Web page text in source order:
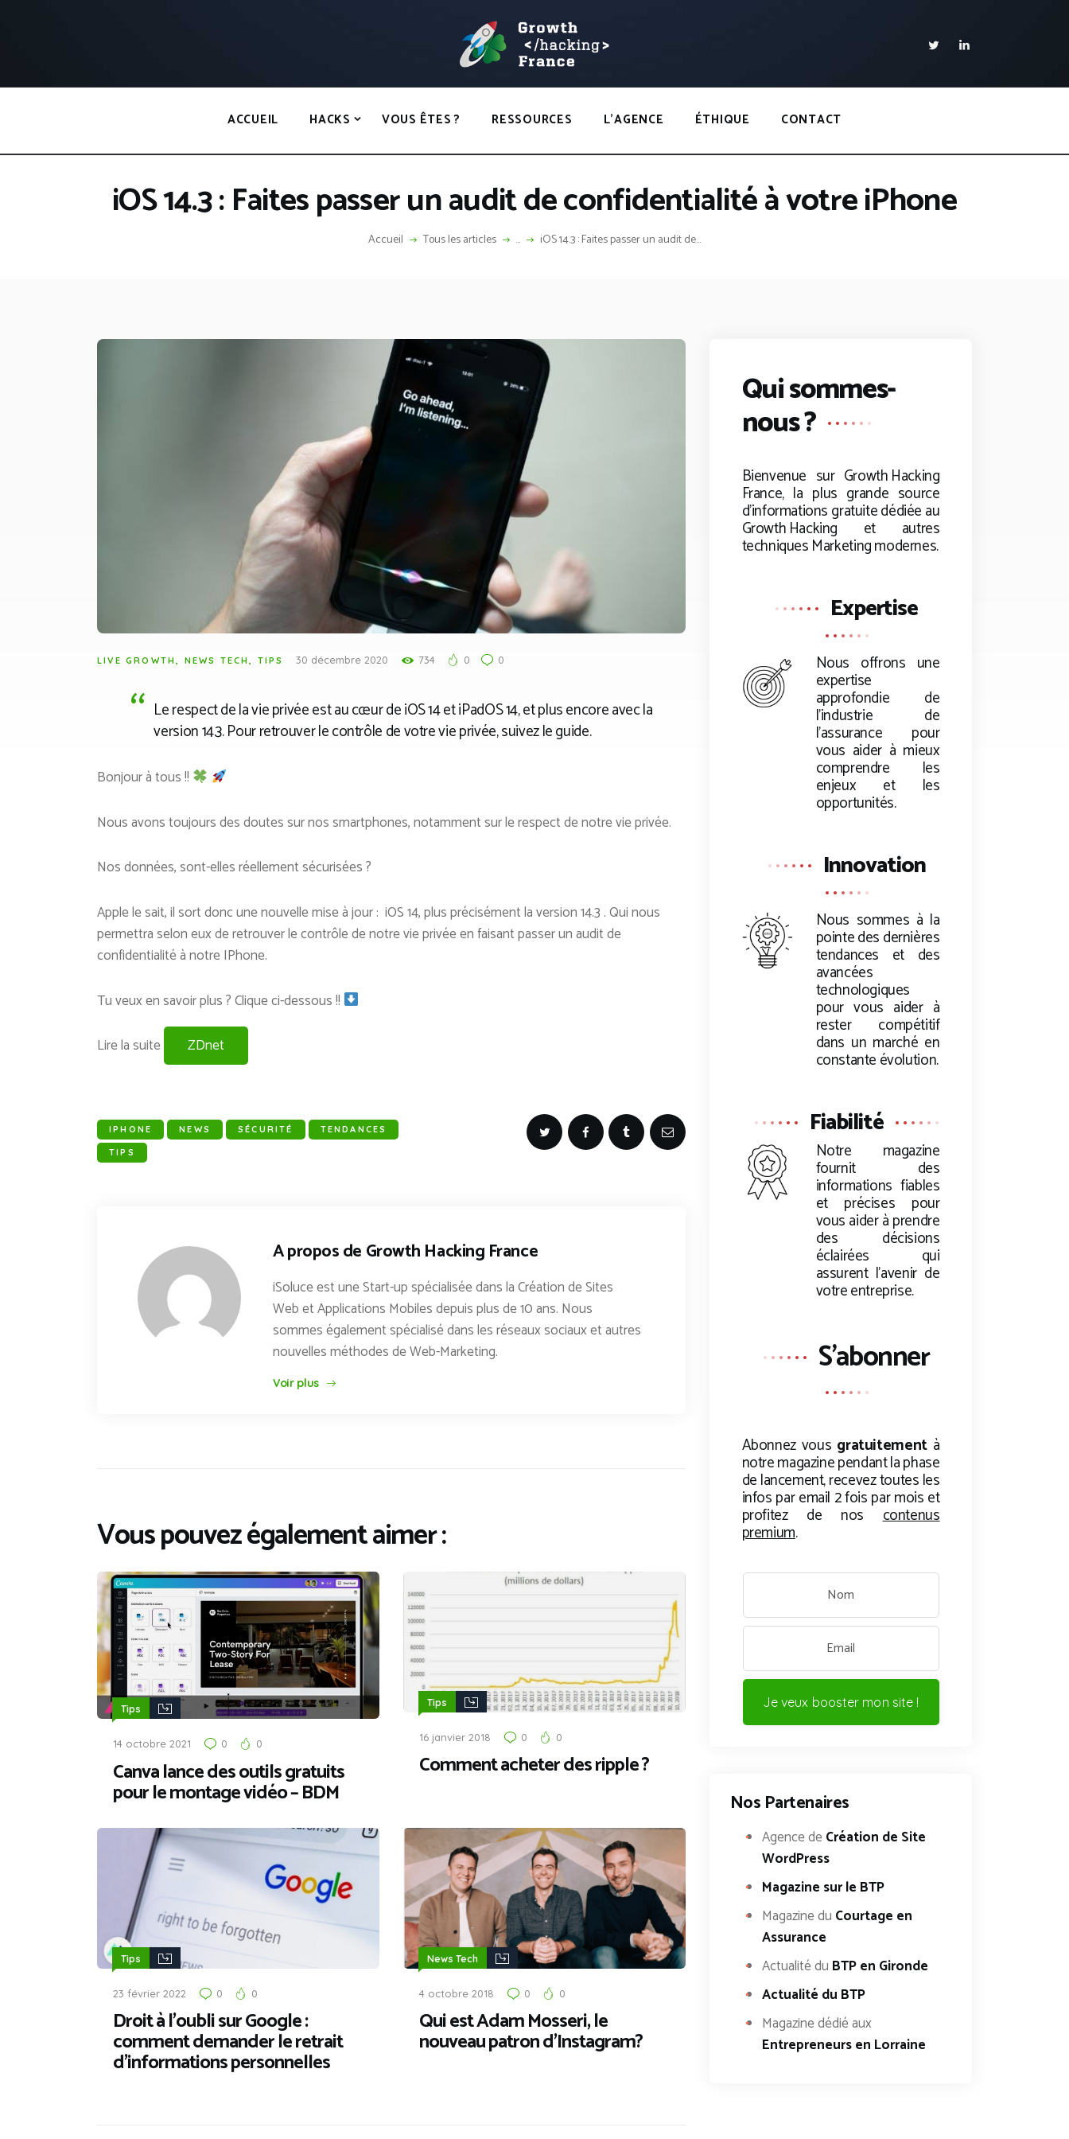
ACCUEIL HACKS VOUS ÊTES ? RESSOURCES L’AGENCE ÉTHIQUE CONTACT
iOS 14.3 : Faites passer un audit de confidentialité à votre iPhone
Accueil Tous les articles ... iOS 14.3 : Faites passer un audit de...
GROWTH HACKING FRANCE
VOUS ÊTES ?
RESSOURCES
CONTACT
LIVE GROWTH, NEWS TECH, TIPS 30 décembre 2020 734 0 0
Le respect de la vie privée est au cœur de iOS 14 et iPadOS 14, et plus encore avec la
version 14.3. Pour retrouver le contrôle de votre vie privée, suivez le guide.
Bonjour à tous !!
Nous avons toujours des doutes sur nos smartphones, notamment sur le respect de notre vie privée.
Nos données, sont-elles réellement sécurisées ?
Apple le sait, il sort donc une nouvelle mise à jour : iOS 14, plus précisément la version 14.3 . Qui nous
permettra selon eux de retrouver le contrôle de notre vie privée en faisant passer un audit de
confidentialité à notre IPhone.
Tu veux en savoir plus ? Clique ci-dessous !!
Lire la suite ZDnet
IPHONE NEWS SÉCURITÉ TENDANCES
TIPS
A propos de Growth Hacking France
iSoluce est une Start-up spécialisée dans la Création de Sites
Web et Applications Mobiles depuis plus de 10 ans. Nous
sommes également spécialisé dans les réseaux sociaux et autres
nouvelles méthodes de Web-Marketing.
Voir plus
Vous pouvez également aimer :
Tips
14 octobre 2021 0 0
Canva lance des outils gratuits
pour le montage vidéo – BDM
Tips
16 janvier 2018 0 0
Comment acheter des ripple ?
Tips
23 février 2022 0 0
Droit à l’oubli sur Google :
comment demander le retrait
d’informations personnelles
News Tech
4 octobre 2018 0 0
Qui est Adam Mosseri, le
nouveau patron d’Instagram?
Qui sommes-
nous ?
Bienvenue sur Growth Hacking
France, la plus grande source
d’informations gratuite dédiée au
Growth Hacking et autres
techniques Marketing modernes.
Expertise
Nous offrons une
expertise
approfondie de
l’industrie de
l’assurance pour
vous aider à mieux
comprendre les
enjeux et les
opportunités.
Innovation
Nous sommes à la
pointe des dernières
tendances et des
avancées
technologiques
pour vous aider à
rester compétitif
dans un marché en
constante évolution.
Fiabilité
Notre magazine
fournit des
informations fiables
et précises pour
vous aider à prendre
des décisions
éclairées qui
assurent l’avenir de
votre entreprise.
S'abonner
Abonnez vous gratuitementà
notre magazine pendant la phase
de lancement, recevez toutes les
infos par email 2 fois par mois et
profitez de noscontenus
premium.
Je veux booster mon site !
Nos Partenaires
Agence deCréation de Site
WordPress
Magazine sur le BTP
Magazine du Courtage en
Assurance
Actualité du BTP en Gironde
Actualité du BTP
Magazine dédié aux
Entrepreneurs en Lorraine